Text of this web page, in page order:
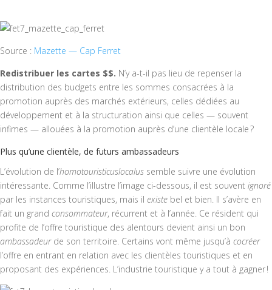
Source : Mazette — Cap Ferret
Redistribuer les cartes $$. N’y a-t-il pas lieu de repenser la
distribution des budgets entre les sommes consacrées à la
promotion auprès des marchés extérieurs, celles dédiées au
développement et à la structuration ainsi que celles — souvent
infimes — allouées à la promotion auprès d’une clientèle locale ?
Plus qu’une clientèle, de futurs ambassadeurs
L’évolution de l’homotouristicuslocalus semble suivre une évolution
intéressante. Comme l’illustre l’image ci-dessous, il est souvent ignoré
par les instances touristiques, mais il existe bel et bien. Il s’avère en
fait un grand consommateur, récurrent et à l’année. Ce résident qui
profite de l’offre touristique des alentours devient ainsi un bon
ambassadeurde son territoire. Certains vont même jusqu’à cocréer
l’offre en entrant en relation avec les clientèles touristiques et en
proposant des expériences. L’industrie touristique y a tout à gagner !